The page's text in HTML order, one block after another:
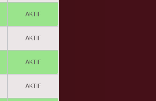
AKTIF
AKTIF
AKTIF
AKTIF